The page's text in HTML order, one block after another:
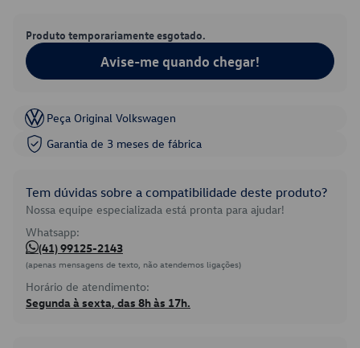
Produto temporariamente esgotado.
Avise-me quando chegar!
Peça Original Volkswagen
Garantia de 3 meses de fábrica
Tem dúvidas sobre a compatibilidade deste produto?
Nossa equipe especializada está pronta para ajudar!
Whatsapp:
(41) 99125-2143
(apenas mensagens de texto, não atendemos ligações)
Horário de atendimento:
Segunda à sexta, das 8h às 17h.